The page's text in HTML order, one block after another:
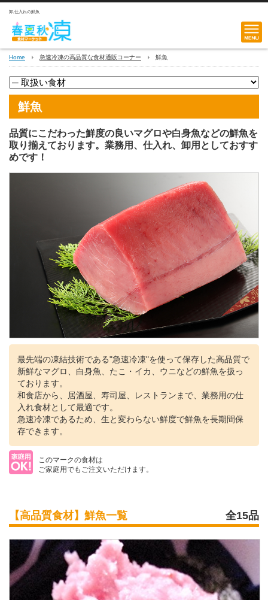
卸,仕入れの鮮魚
Home 急速冷凍の高品質な食材通販コーナー 鮮魚
鮮魚
品質にこだわった鮮度の良いマグロや白身魚などの鮮魚を
取り揃えております。業務用、仕入れ、卸用としておすす
めです！
最先端の凍結技術である"急速冷凍"を使って保存した高品質で
新鮮なマグロ、白身魚、たこ・イカ、ウニなどの鮮魚を扱っ
ております。
和食店から、居酒屋、寿司屋、レストランまで、業務用の仕
入れ食材として最適です。
急速冷凍であるため、生と変わらない鮮度で鮮魚を長期間保
存できます。
このマークの食材は
ご家庭用でもご注文いただけます。
【高品質食材】鮮魚一覧 全15品